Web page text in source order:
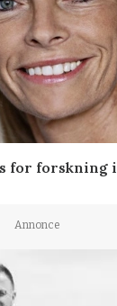
for forskning i
Annonce